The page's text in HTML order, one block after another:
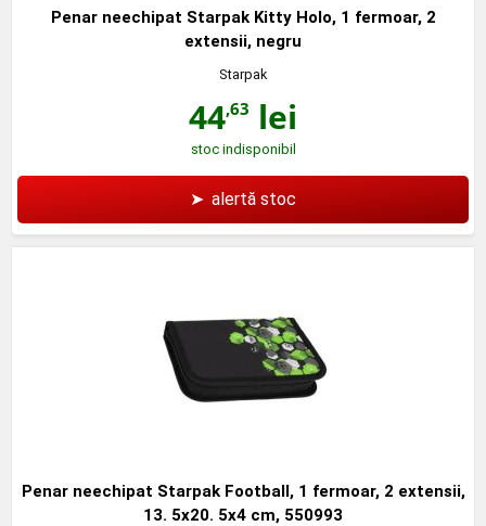
Penar neechipat Starpak Kitty Holo, 1 fermoar, 2
extensii, negru
Starpak
44,63 lei
stoc indisponibil
➤ alertă stoc
Penar neechipat Starpak Football, 1 fermoar, 2 extensii,
13. 5x20. 5x4 cm, 550993